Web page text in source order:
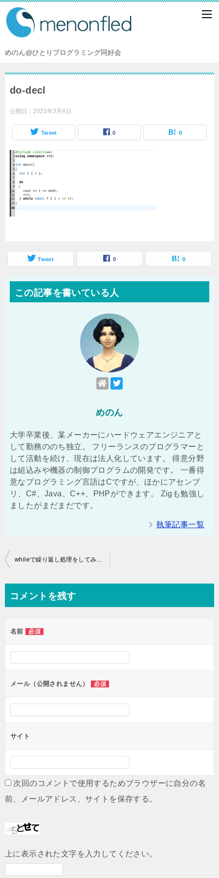
めのん@ひとりプログラミング同好会
do-decl
公開日： 2021年3月4日
Tweet 0 0
Tweet 0 0
この記事を書いている人
めのん
大学卒業後、某メーカーにハードウェアエンジニアと
して勤務ののち独立。 フリーランスのプログラマーと
して活動を続け、現在は法人化しています。 得意分野
は組込みや機器の制御プログラムの開発です。 一番得
意なプログラミング言語はCですが、ほかにアセンブ
リ、C#、Java、C++、PHPができます。 Zigも勉強し
ましたがまだまだです。
執筆記事一覧
投
ビ
ー
シ
ン
whileで繰り返し処理をしてみよう
コメントを残す
名前 必須
メール（公開されません） 必須
サイト
次回のコメントで使用するためブラウザーに自分の名
前、メールアドレス、サイトを保存する。
上に表示された文字を入力してください。